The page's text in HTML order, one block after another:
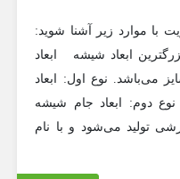
موارد زیر آشنا شوید:
ابعاد شیشه ابعاد
می‌باشد. نوع اول: ابعاد
می‌باشد. نوع دوم: ابعاد جام شیشه
تولید می‌شود و با نام